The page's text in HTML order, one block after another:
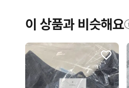
이 상품과 비슷해요